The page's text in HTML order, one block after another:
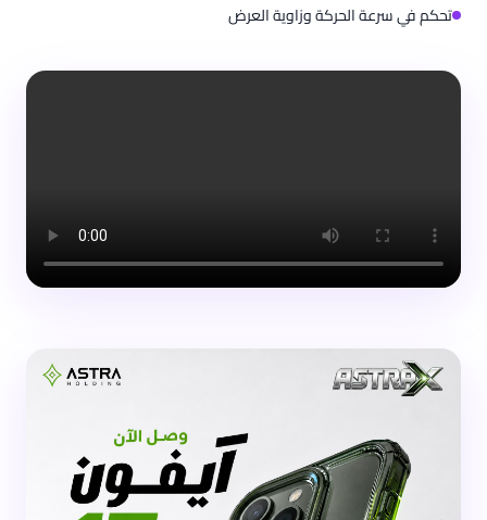
تحكم في سرعة الحركة وزاوية العرض